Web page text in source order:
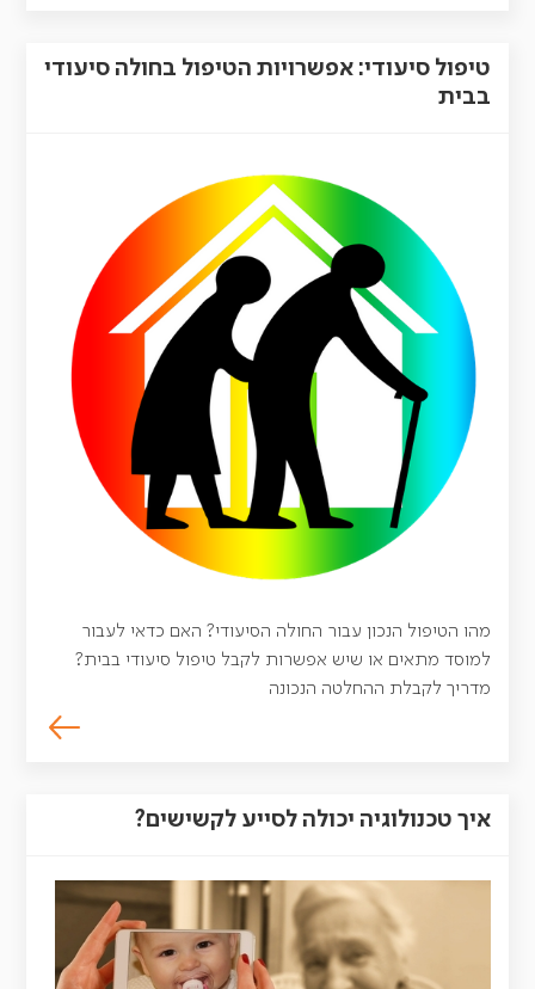
טיפול סיעודי: אפשרויות הטיפול בחולה סיעודי
בבית
מהו הטיפול הנכון עבור החולה הסיעודי? האם כדאי לעבור
למוסד מתאים או שיש אפשרות לקבל טיפול סיעודי בבית?
מדריך לקבלת ההחלטה הנכונה
איך טכנולוגיה יכולה לסייע לקשישים?